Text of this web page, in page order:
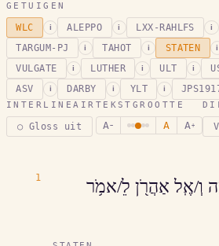
GETUIGEN
WLC i ALEPPO i LXX-RAHLFS i
TARGUM-PJ i TAHOT i STATEN i
VULGATE i LUTHER i ULT i
ASV i DARBY i YLT i
INTERLINEAIR
○ Gloss uit
TEKSTGROOTTE
A− A A+
1
וְ/אֶֽל אַהֲרֹ֖ן לֵ/אמֹ֥ר